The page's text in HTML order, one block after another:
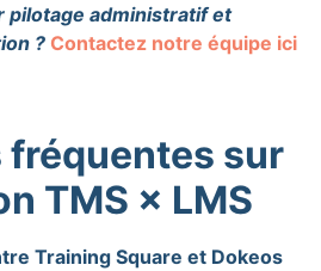
pilotage administratif et
? Contactez notre équipe ici
fréquentes sur
TMS × LMS
Training Square et Dokeos